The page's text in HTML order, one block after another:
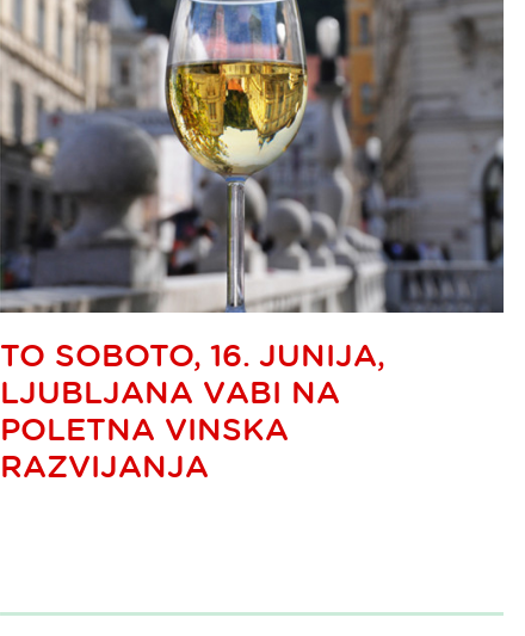
TO SOBOTO, 16. JUNIJA,
LJUBLJANA VABI NA
POLETNA VINSKA
RAZVIJANJA